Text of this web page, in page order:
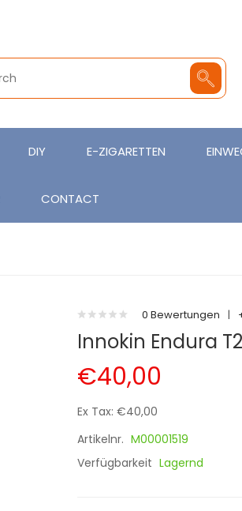
DIY E-ZIGARETTEN
CONTACT
0 Bewertungen |
Innokin Endura
€40,00
Ex Tax: €40,00
Artikelnr. M00001519
Verfügbarkeit Lagernd